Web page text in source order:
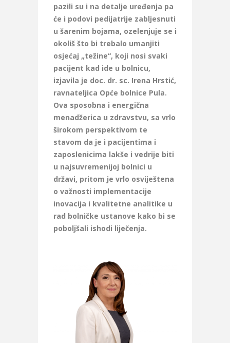
pazili su i na detalje uređenja pa
će i podovi pedijatrije zabljesnuti
u šarenim bojama, ozelenjuje se i
okoliš što bi trebalo umanjiti
osjećaj „težine“, koji nosi svaki
pacijent kad ide u bolnicu,
izjavila je doc. dr. sc. Irena Hrstić,
ravnateljica Opće bolnice Pula.
Ova sposobna i energična
menadžerica u zdravstvu, sa vrlo
širokom perspektivom te
stavom da je i pacijentima i
zaposlenicima lakše i vedrije biti
u najsuvremenijoj bolnici u
državi, pritom je vrlo osviještena
o važnosti implementacije
inovacija i kvalitetne analitike u
rad bolničke ustanove kako bi se
poboljšali ishodi liječenja.